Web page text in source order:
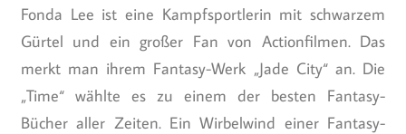
Fonda Lee ist eine Kampfsportlerin mit schwarzem
Gürtel und ein großer Fan von Actionfilmen. Das
merkt man ihrem Fantasy-Werk „Jade City“ an. Die
„Time“ wählte es zu einem der besten Fantasy-
Bücher aller Zeiten. Ein Wirbelwind einer Fantasy-